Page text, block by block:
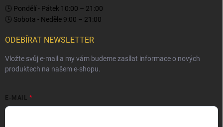
🕒 Pondělí - Pátek 10:00 – 21:00
🕒 Sobota - Neděle 9:00 – 21:00
ODEBÍRAT NEWSLETTER
Vložte svůj e-mail a my vám budeme zasílat informace o nových
produktech na našem e-shopu.
E-MAIL